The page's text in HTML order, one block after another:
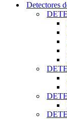
Detectores